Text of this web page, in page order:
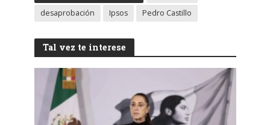
desaprobación
Ipsos Pedro Castillo
Tal vez te interese